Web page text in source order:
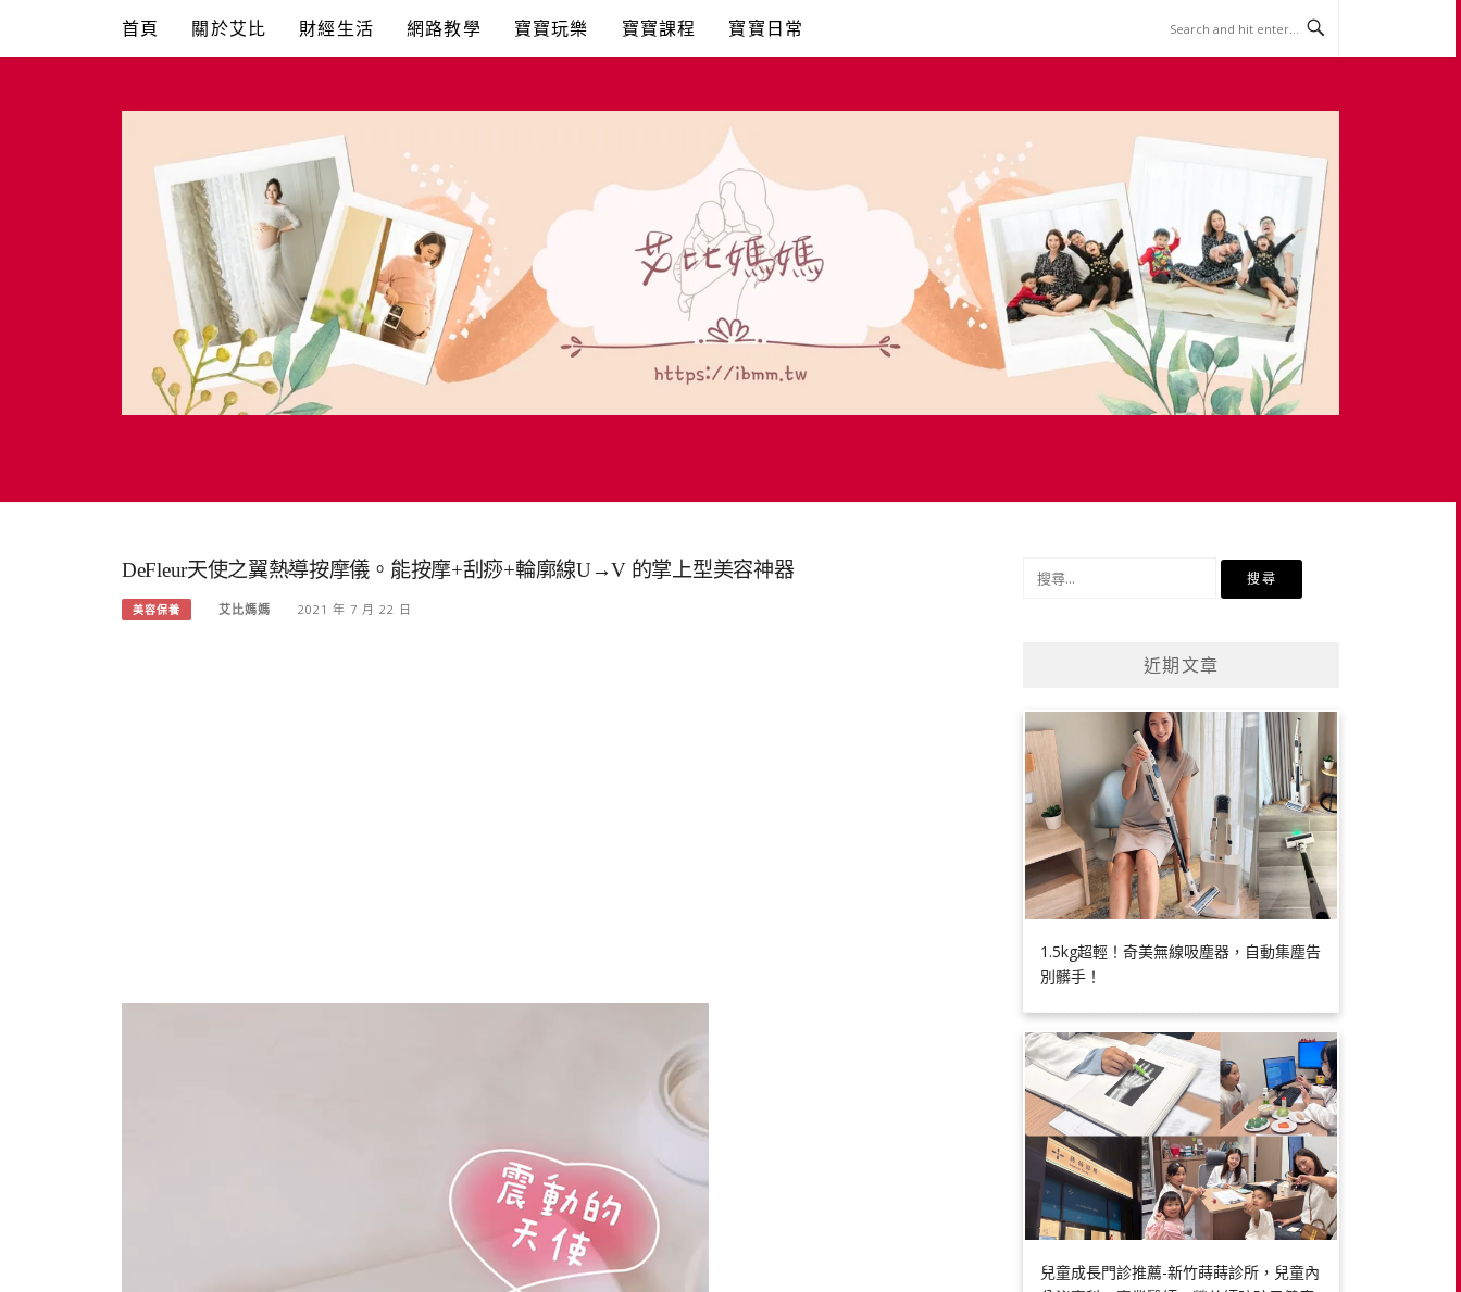
content
首頁 關於艾比 財經生活 網路教學 寶寶玩樂 寶寶課程 寶寶日常
艾比媽媽
DeFleur天使之翼熱導按摩儀。能按摩+刮痧+輪廓線U→V 的掌上型美容神器
美容保養 艾比媽媽 2021 年 7 月 22 日
近期文章
1.5kg超輕！奇美無線吸塵器，自動集塵告
別髒手！
兒童成長門診推薦-新竹蒔蒔診所，兒童內